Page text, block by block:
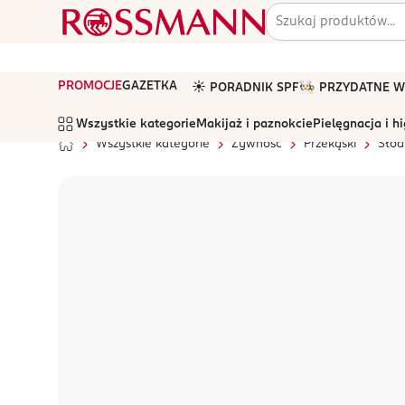
PROMOCJEGAZETKA ☀️ PORADNIK SPF🧑🏻‍🍳 PRZYDATNE
Wszystkie kategorie Makijaż i paznokcie Pielęgnacja i
Wszystkie kategorie
Żywność Przekąski